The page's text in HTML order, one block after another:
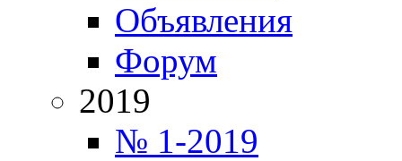
Объявления
Форум
2019
№ 1-2019